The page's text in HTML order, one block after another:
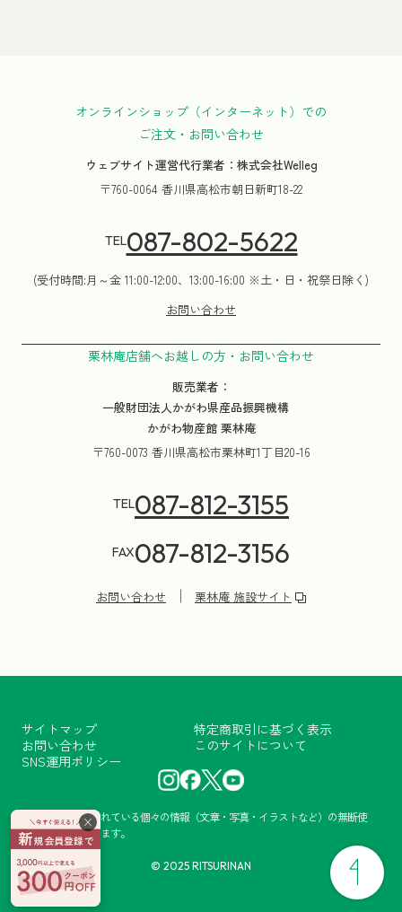
×
オンラインショップ（インターネット）での
ご注文・お問い合わせ
ウェブサイト運営代行業者：株式会社Welleg
〒760-0064 香川県高松市朝日新町18-22
TEL087-802-5622
(受付時間:月～金 11:00-12:00、13:00-16:00 ※土・日・祝祭日除く)
お問い合わせ
栗林庵店舗へお越しの方・お問い合わせ
販売業者：
一般財団法人かがわ県産品振興機構
かがわ物産館 栗林庵
〒760-0073 香川県高松市栗林町1丁目20-16
TEL087-812-3155
FAX087-812-3156
お問い合わせ 栗林庵 施設サイト
サイトマップ
特定商取引に基づく表示
お問い合わせ
このサイトについて
SNS運用ポリシー
当サイトに掲載されている個々の情報（文章・写真・イラストなど）の無断使
用・転載を禁止します。
© 2025 RITSURINAN